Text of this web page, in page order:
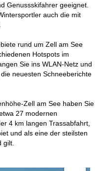
Genussskifahrer geeignet.
auch die mit
rund um Zell am See
Hotspots im
Sie ins WLAN-Netz und
neuesten Schneeberichte
Zell am See haben Sie
27 modernen
4 km langen Trassabfahrt,
und als eine der steilsten
gilt.